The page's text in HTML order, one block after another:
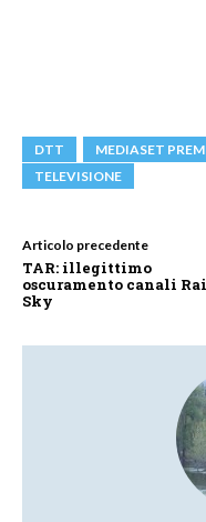
DTT MEDIASET
TELEVISIONE
Articolo precedente
TAR: illegittimo
oscuramento canali
Sky